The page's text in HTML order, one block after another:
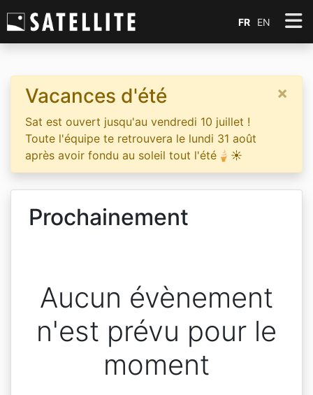
FR EN
Vacances d'été
Sat est ouvert jusqu'au vendredi 10 juillet !
Toute l'équipe te retrouvera le lundi 31 août
après avoir fondu au soleil tout l'été🍦☀️
×
Prochainement
Aucun évènement
n'est prévu pour le
moment